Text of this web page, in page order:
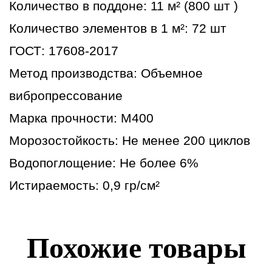
Количество в поддоне: 11 м² (800 шт )
Количество элементов в 1 м²: 72 шт
ГОСТ: 17608-2017
Метод производства: Объемное
вибропрессование
Марка прочности: М400
Морозостойкость: Не менее 200 циклов
Водопоглощение: Не более 6%
Истираемость: 0,9 гр/см²
Похожие товары